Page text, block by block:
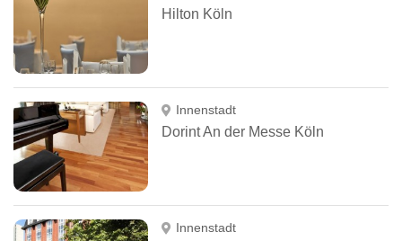
Hilton Köln
Innenstadt
Dorint An der Messe Köln
Innenstadt